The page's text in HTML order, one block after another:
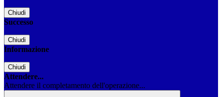
Chiudi
Successo
Chiudi
Informazione
Chiudi
Attendere...
Attendere il completamento dell'operazione...